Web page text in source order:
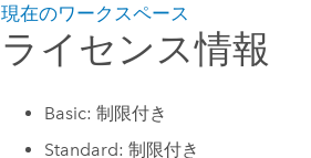
現在のワークスペース
ライセンス情報
Basic: 制限付き
Standard: 制限付き